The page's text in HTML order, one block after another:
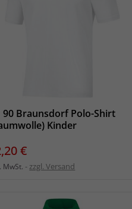
90 Braunsdorf Polo-Shirt
Kinder
€
MwSt. zzgl. Versand